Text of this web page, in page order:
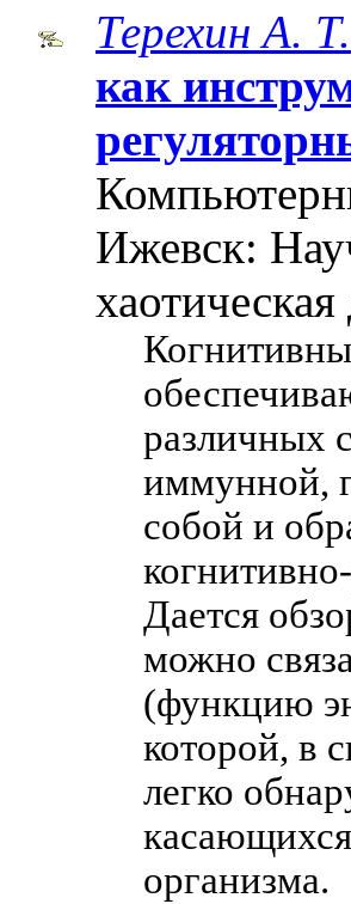
Терехин А. Т.
как
Ижевск:
различных
иммунной,
собой и
Дается
можно
(функцию
которой, в
легко
организма.